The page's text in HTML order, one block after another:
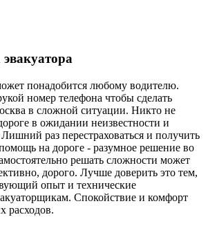
понадобится любому водителю.
номер телефона чтобы сделать
в сложной ситуации. Никто не
в ожидании неизвестности и
раз перестраховаться и получить
на дороге - разумное решение во
решать сложности может
дорого. Лучше доверить это тем,
опыт и технические
Спокойствие и комфорт
расходов.